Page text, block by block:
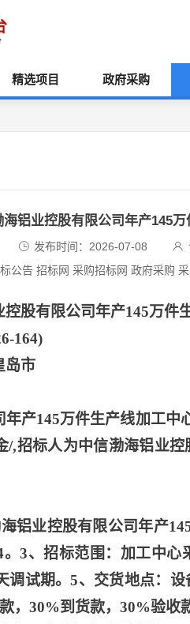
精选项目 政府采购
铝业控股有限公司年产145
发布时间：2026-07-08
公告 招标网 采购招标网 政府采购
控股有限公司年产145万件
164)
岛市
年产145万件生产线加工中
/,招标人为中信渤海铝业
铝业控股有限公司年产
3、招标范围：加工中
调试期。5、交货地点：
，30%到货款，30%验收